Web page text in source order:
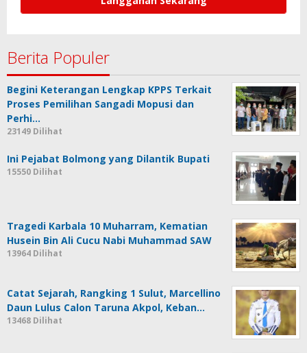
Berita Populer
Begini Keterangan Lengkap KPPS Terkait
Proses Pemilihan Sangadi Mopusi dan
Perhi…
23149 Dilihat
Ini Pejabat Bolmong yang Dilantik Bupati
15550 Dilihat
Tragedi Karbala 10 Muharram, Kematian
Husein Bin Ali Cucu Nabi Muhammad SAW
13964 Dilihat
Catat Sejarah, Rangking 1 Sulut, Marcellino
Daun Lulus Calon Taruna Akpol, Keban…
13468 Dilihat